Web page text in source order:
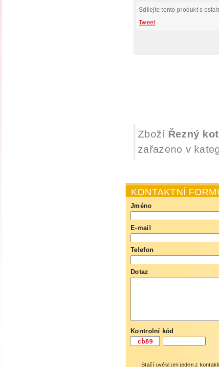
Sdílejte tento produkt s
Tweet
Zboží Řezný
zařazeno v
KONTAKTNÍ
Jméno
E-mail
Telefon
Dotaz
Kontrolní kód
Stačí uvést jen jeden z